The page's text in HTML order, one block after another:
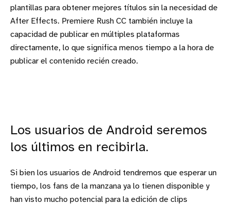
plantillas para obtener mejores títulos sin la necesidad de
After Effects. Premiere Rush CC también incluye la
capacidad de publicar en múltiples plataformas
directamente, lo que significa menos tiempo a la hora de
publicar el contenido recién creado.
Los usuarios de Android seremos
los últimos en recibirla.
Si bien los usuarios de Android tendremos que esperar un
tiempo, los fans de la manzana ya lo tienen disponible y
han visto mucho potencial para la edición de clips